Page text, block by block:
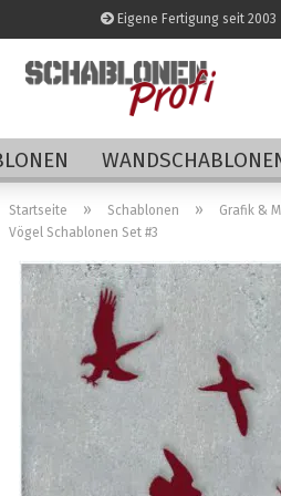
Eigene Fertigung seit 2003
Startseite » Schablonen » Grafik &
Vögel Schablonen Set #3